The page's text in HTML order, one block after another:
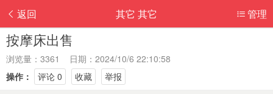
返回 管理
其它 其它
按摩床出售
浏览量：3361 日期：2024/10/6 22:10:58
操作：
评论 0 收藏 举报